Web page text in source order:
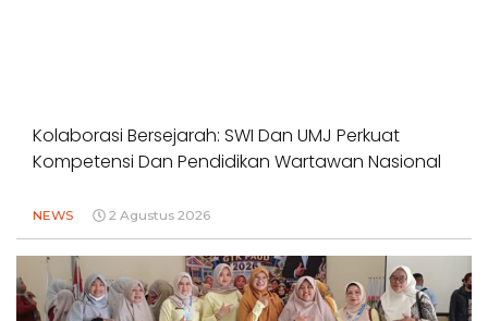
Kolaborasi Bersejarah: SWI Dan UMJ Perkuat
Kompetensi Dan Pendidikan Wartawan Nasional
NEWS 2 Agustus 2026